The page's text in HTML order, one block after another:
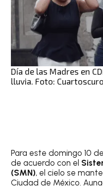
Día de las Madres en
lluvia. Foto: Cuartoscuro
Para este domingo 10
de acuerdo con el
(SMN), el cielo se
Ciudad de México.